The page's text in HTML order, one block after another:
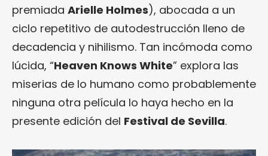
premiada Arielle Holmes), abocada a un
ciclo repetitivo de autodestrucción lleno de
decadencia y nihilismo. Tan incómoda como
lúcida, “Heaven Knows White” explora las
miserias de lo humano como probablemente
ninguna otra película lo haya hecho en la
presente edición del Festival de Sevilla.